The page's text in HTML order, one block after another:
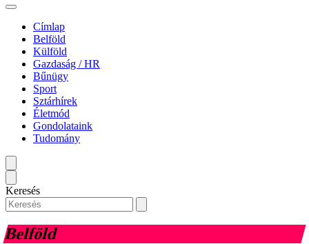
Címlap
Belföld
Külföld
Gazdaság / HR
Bűnügy
Sport
Sztárhírek
Életmód
Gondolataink
Tudomány
Keresés
Belföld